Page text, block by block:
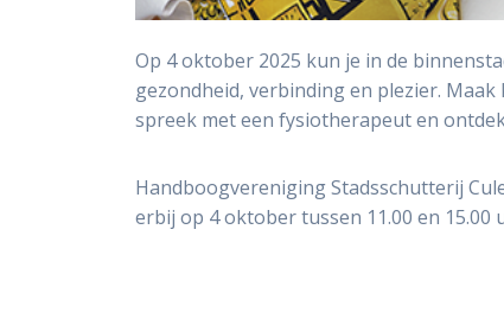
Op 4 oktober 2025 kun je in de
gezondheid, verbinding en plezier.
spreek met een fysiotherapeut en
Handboogvereniging Stadsschutterij
erbij op 4 oktober tussen 11.00 en